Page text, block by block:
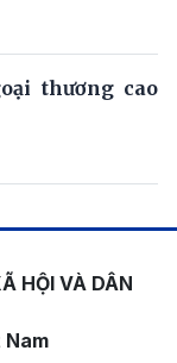
thương cao
HỘI VÀ DÂN